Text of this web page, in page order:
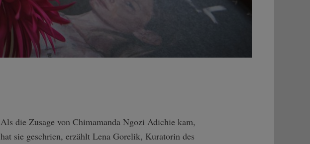
Als die Zusage von Chimamanda Ngozi Adichie kam,
hat sie geschrien, erzählt Lena Gorelik, Kuratorin des